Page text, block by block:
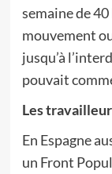
semaine de
mouvement
jusqu’à
pouvait
Les
En Espagne
un Front